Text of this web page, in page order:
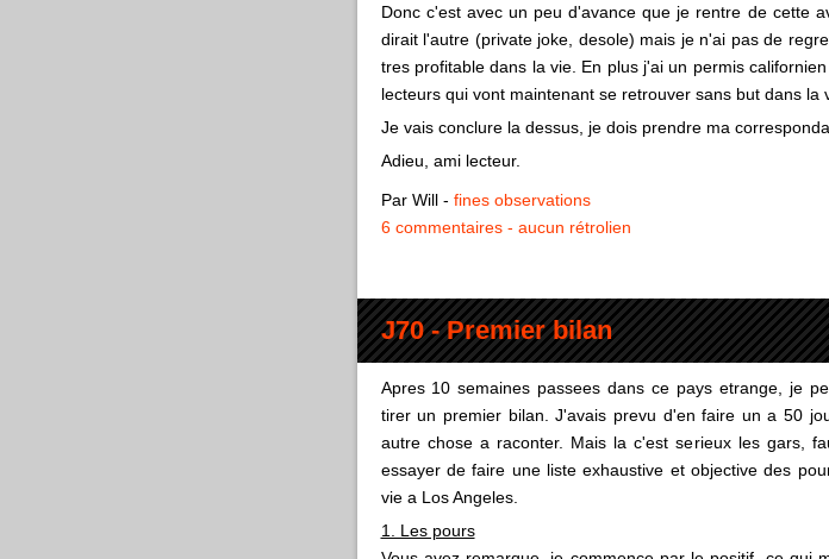
Donc c'est avec un peu d'avance que je rentre de cette
dirait l'autre (private joke, desole) mais je n'ai pas de
tres profitable dans la vie. En plus j'ai un permis
lecteurs qui vont maintenant se retrouver sans but dans la
Je vais conclure la dessus, je dois prendre ma
Adieu, ami lecteur.
Par Will - fines observations
6 commentaires
aucun rétrolien
J70 - Premier bilan
Apres 10 semaines passees dans ce pays etrange, je
tirer un premier bilan. J'avais prevu d'en faire un a 50
autre chose a raconter. Mais la c'est serieux les gars,
essayer de faire une liste exhaustive et objective des
vie a Los Angeles.
1. Les pours